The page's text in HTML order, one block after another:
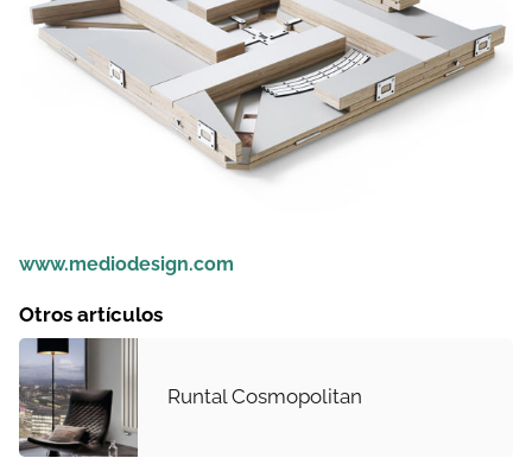
www.mediodesign.com
Otros artículos
Runtal Cosmopolitan